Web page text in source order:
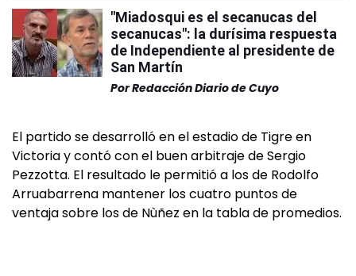
"Miadosqui es el secanucas del
secanucas": la durísima respuesta
de Independiente al presidente de
San Martín
PorRedacción Diario de Cuyo
El partido se desarrolló en el estadio de Tigre en
Victoria y contó con el buen arbitraje de Sergio
Pezzotta. El resultado le permitió a los de Rodolfo
Arruabarrena mantener los cuatro puntos de
ventaja sobre los de Nùñez en la tabla de promedios.